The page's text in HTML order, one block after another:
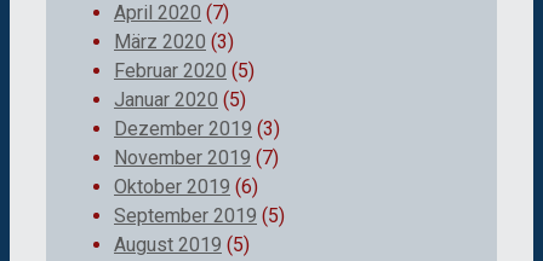
April 2020 (7)
März 2020 (3)
Februar 2020 (5)
Januar 2020 (5)
Dezember 2019 (3)
November 2019 (7)
Oktober 2019 (6)
September 2019 (5)
August 2019 (5)